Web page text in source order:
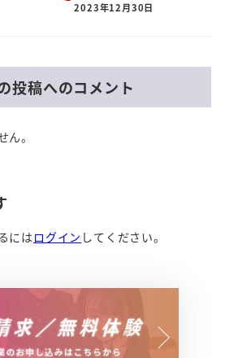
2023年12月30日
投稿へのコメント
。
には ログイン してください。